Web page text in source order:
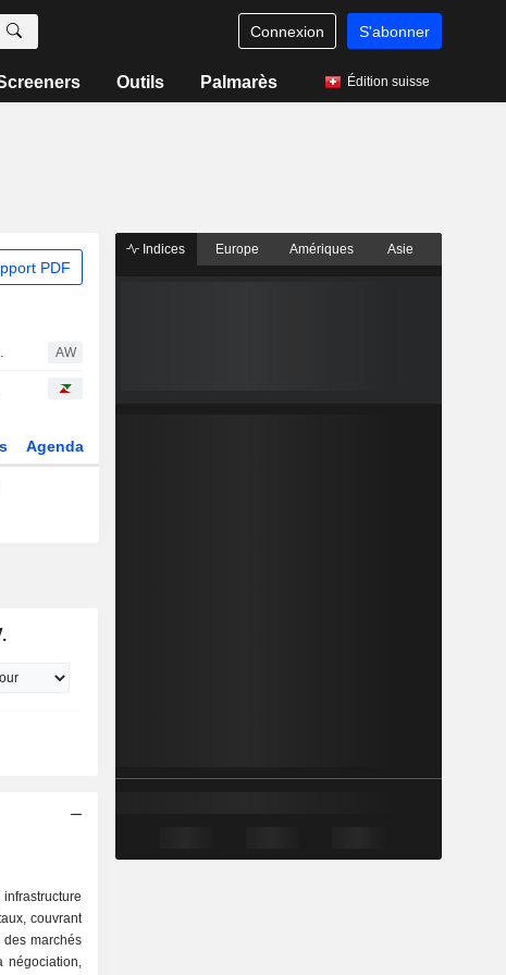
Connexion S'abonner
Outils Palmarès Édition suisse
PDF
points AW
Agenda
couvrant
marchés
négociation,
Indices Europe Amériques Asie